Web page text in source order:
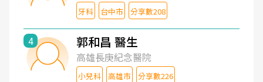
牙科 台中市 分享數208
4 郭和昌 醫生
高雄長庚紀念醫院
小兒科 高雄市 分享數226